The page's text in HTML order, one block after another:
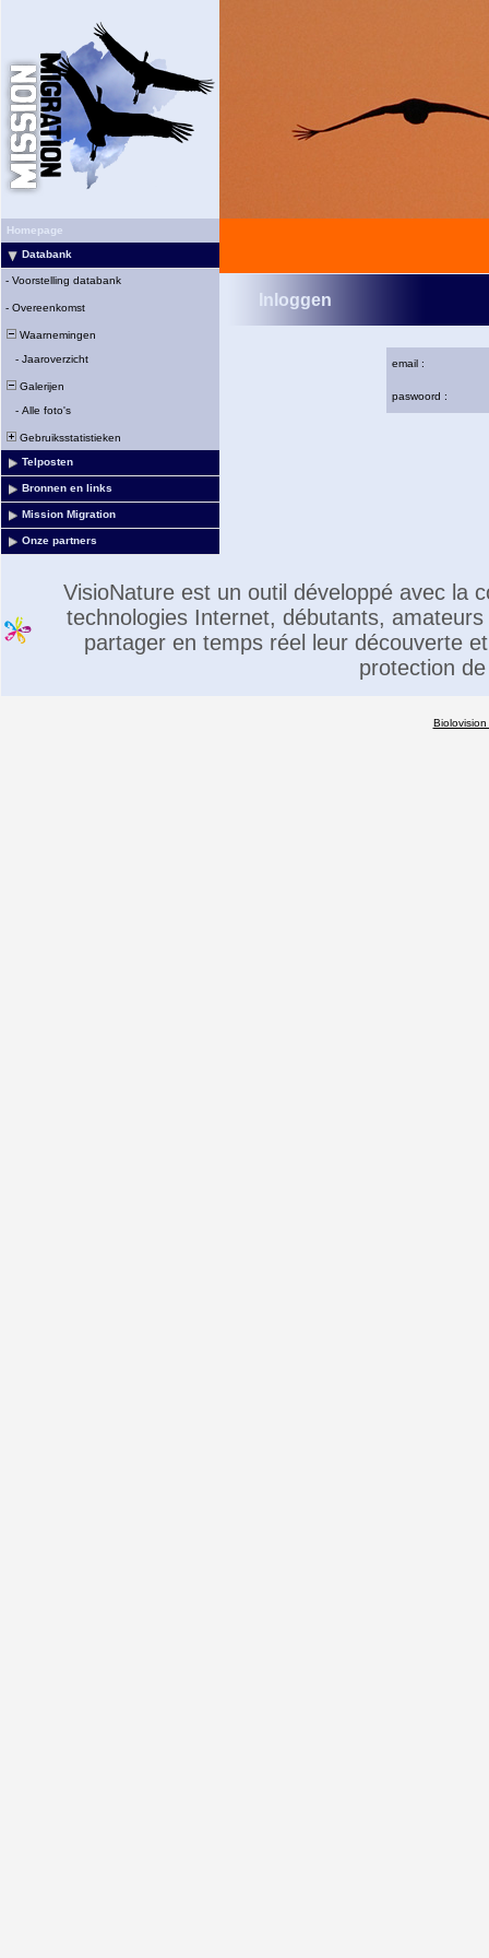
Homepage
Databank
- Voorstelling databank
- Overeenkomst
Waarnemingen
- Jaaroverzicht
Galerijen
- Alle foto's
Gebruiksstatistieken
Telposten
Bronnen en links
Mission Migration
Onze partners
Inloggen
email :
paswoord :
VisioNature est un outil développé avec la
technologies Internet, débutants,
partager en temps réel leur découverte
protection
Biolovision